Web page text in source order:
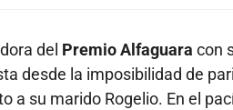
del Premio Alfaguara con
desde la imposibilidad de
a su marido Rogelio. En el